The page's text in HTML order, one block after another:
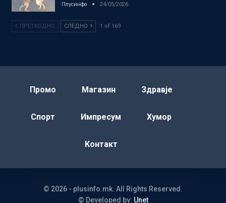
Плусинфо 24/05/2026
ПРЕТХОДНО СЛЕДНО 1 of 169
Промо Магазин Здравје
Спорт Импресум Хумор
Контакт
© 2026 - plusinfo.mk. All Rights Reserved.
© Developed by: Unet